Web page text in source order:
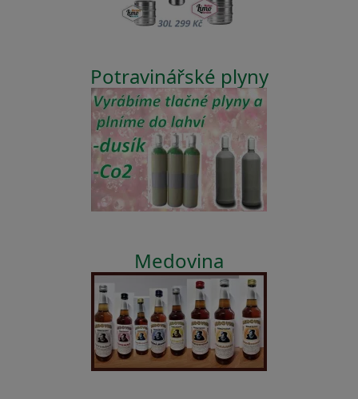
Potravinářské plyny
Medovina